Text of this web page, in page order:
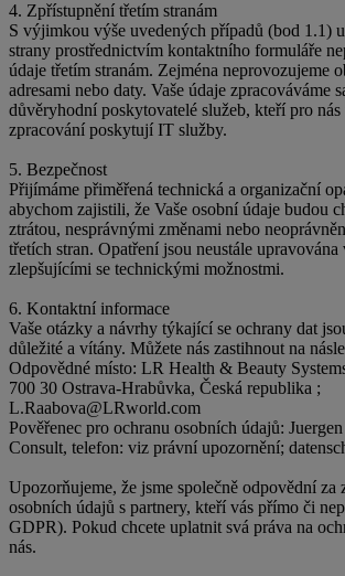
4. Zpřístupnění třetím stranám
S výjimkou výše uvedených případů (bod 1.1)
strany prostřednictvím kontaktního formuláře
údaje třetím stranám. Zejména neprovozujeme
adresami nebo daty. Vaše údaje zpracováváme
důvěryhodní poskytovatelé služeb, kteří pro
zpracování poskytují IT služby.
5. Bezpečnost
Přijímáme přiměřená technická a organizační
abychom zajistili, že Vaše osobní údaje budou
ztrátou, nesprávnými změnami nebo
třetích stran. Opatření jsou neustále upravována
zlepšujícími se technickými možnostmi.
6. Kontaktní informace
Vaše otázky a návrhy týkající se ochrany dat
důležité a vítány. Můžete nás zastihnout na
Odpovědné místo: LR Health & Beauty
700 30 Ostrava-Hrabůvka, Česká republika ;
L.Raabova@LRworld.com
Pověřenec pro ochranu osobních údajů:
Consult, telefon: viz právní upozornění;
Upozorňujeme, že jsme společně odpovědní za
osobních údajů s partnery, kteří vás přímo či
GDPR). Pokud chcete uplatnit svá práva na
nás.